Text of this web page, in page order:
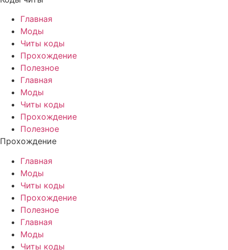
Главная
Моды
Читы коды
Прохождение
Полезное
Главная
Моды
Читы коды
Прохождение
Полезное
Прохождение
Главная
Моды
Читы коды
Прохождение
Полезное
Главная
Моды
Читы коды